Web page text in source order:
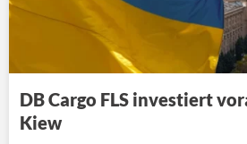
DB Cargo FLS investiert
Kiew